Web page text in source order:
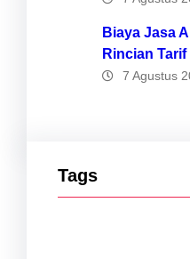
Biaya Jasa
Rincian
7 Agustus
Tags